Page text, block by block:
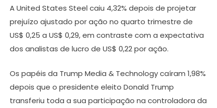
A United States Steel caiu 4,32% depois de projetar
prejuízo ajustado por ação no quarto trimestre de
US$ 0,25 a US$ 0,29, em contraste com a expectativa
dos analistas de lucro de US$ 0,22 por ação.
Os papéis da Trump Media & Technology caíram 1,98%
depois que o presidente eleito Donald Trump
transferiu toda a sua participação na controladora da